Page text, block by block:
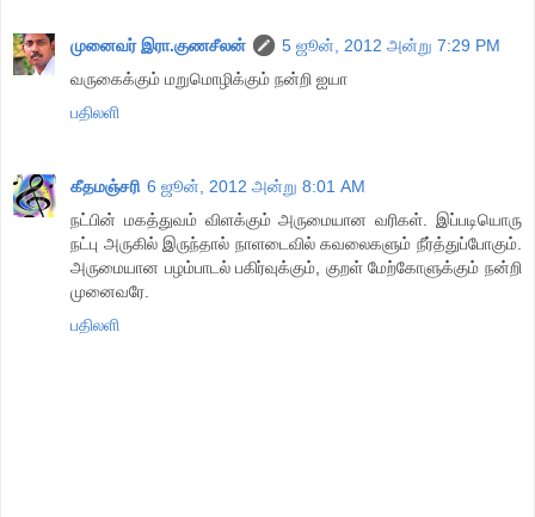
முனைவர் இரா.குணசீலன்
5 ஜூன், 2012 அன்று 7:29 PM
வருகைக்கும் மறுமொழிக்கும் நன்றி ஐயா
பதிலளி
கீதமஞ்சரி 6 ஜூன், 2012 அன்று 8:01 AM
நட்பின் மகத்துவம் விளக்கும் அருமையான வரிகள். இப்படியொரு
நட்பு அருகில் இருந்தால் நாளடைவில் கவலைகளும் நீர்த்துப்போகும்.
அருமையான பழம்பாடல் பகிர்வுக்கும், குறள் மேற்கோளுக்கும் நன்றி
முனைவரே.
பதிலளி